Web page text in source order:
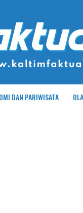
DAN PARIWISATA